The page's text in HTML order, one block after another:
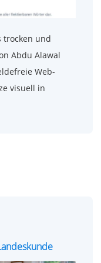
trocken und
Abdu Alawal
Web-
visuell in